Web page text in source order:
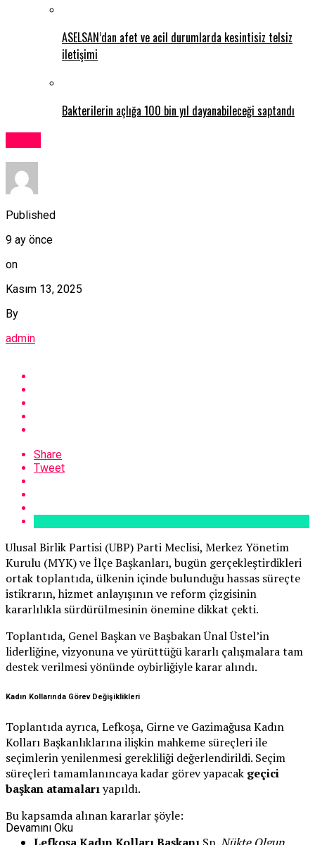
ASELSAN’dan afet ve acil durumlarda kesintisiz telsiz
iletişimi
Bakterilerin açlığa 100 bin yıl dayanabileceği saptandı
Published
9 ay önce
on
Kasım 13, 2025
By
admin
Share
Tweet
Ulusal Birlik Partisi (UBP) Parti Meclisi, Merkez Yönetim
Kurulu (MYK) ve İlçe Başkanları, bugün gerçekleştirdikleri
ortak toplantıda, ülkenin içinde bulunduğu hassas süreçte
istikrarın, hizmet anlayışının ve reform çizgisinin
kararlılıkla sürdürülmesinin önemine dikkat çekti.
Toplantıda, Genel Başkan ve Başbakan Ünal Üstel’in
liderliğine, vizyonuna ve yürüttüğü kararlı çalışmalara tam
destek verilmesi yönünde oybirliğiyle karar alındı.
Kadın Kollarında Görev Değişiklikleri
Toplantıda ayrıca, Lefkoşa, Girne ve Gazimağusa Kadın
Kolları Başkanlıklarına ilişkin mahkeme süreçleri ile
seçimlerin yenilenmesi gerekliliği değerlendirildi. Seçim
süreçleri tamamlanıncaya kadar görev yapacak geçici
başkan atamalarıyapıldı.
Bu kapsamda alınan kararlar şöyle:
Devamını Oku